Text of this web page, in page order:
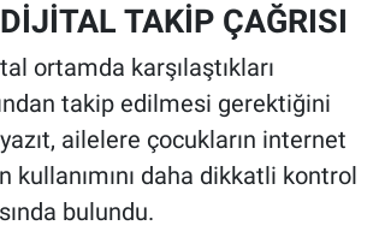
TAKİP ÇAĞRISI
ortamda karşılaştıkları
takip edilmesi gerektiğini
ailelere çocukların internet
kullanımını daha dikkatli kontrol
bulundu.